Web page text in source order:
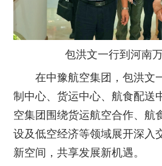
包洪文一行到河南万
在中豫航空集团，包洪文
制中心、货运中心、航食配送
空集团围绕货运航空合作、航
设及低空经济等领域展开深入
新空间，共享发展新机遇。